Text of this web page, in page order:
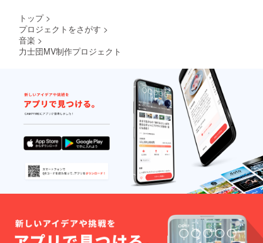
トップ >
プロジェクトをさがす >
音楽 >
力士団MV制作プロジェクト